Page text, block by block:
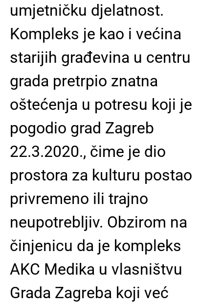
umjetničku djelatnost.
Kompleks je kao i većina
starijih građevina u centru
grada pretrpio znatna
oštećenja u potresu koji je
pogodio grad Zagreb
22.3.2020., čime je dio
prostora za kulturu postao
privremeno ili trajno
neupotrebljiv. Obzirom na
činjenicu da je kompleks
AKC Medika u vlasništvu
Grada Zagreba koji već